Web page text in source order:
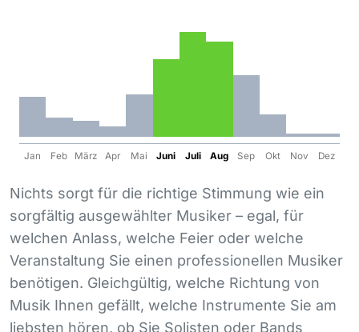
Jan Feb März Apr Mai Juni Juli Aug Sep Okt Nov Dez
Nichts sorgt für die richtige Stimmung wie ein
sorgfältig ausgewählter Musiker – egal, für
welchen Anlass, welche Feier oder welche
Veranstaltung Sie einen professionellen Musiker
benötigen. Gleichgültig, welche Richtung von
Musik Ihnen gefällt, welche Instrumente Sie am
liebsten hören, ob Sie Solisten oder Bands